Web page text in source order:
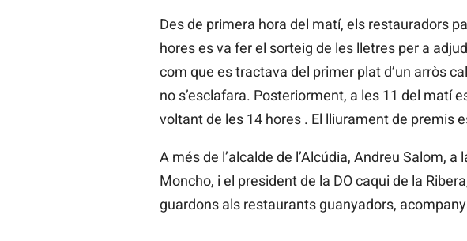
Des de primera hora del matí, els restauradors
hores es va fer el sorteig de les lletres per a
com que es tractava del primer plat d’un arròs
no s’esclafara. Posteriorment, a les 11 del matí
voltant de les 14 hores . El lliurament de premis
A més de l’alcalde de l’Alcúdia, Andreu Salom,
Moncho, i el president de la DO caqui de la
guardons als restaurants guanyadors,